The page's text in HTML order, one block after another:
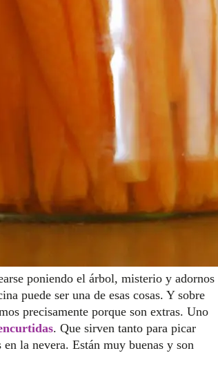
poniendo el árbol, misterio y adornos
puede ser una de esas cosas. Y sobre
precisamente porque son extras. Uno
. Que sirven tanto para picar
la nevera. Están muy buenas y son